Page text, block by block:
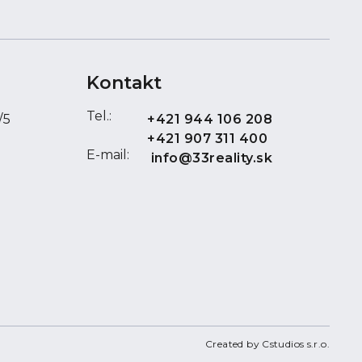
osobnú obhliadku!
Kontakt
Tel.:
+421 944 106 208
+421 907 311 400
E-mail:
info@33reality.sk
Created by Cstudios s.r.o.